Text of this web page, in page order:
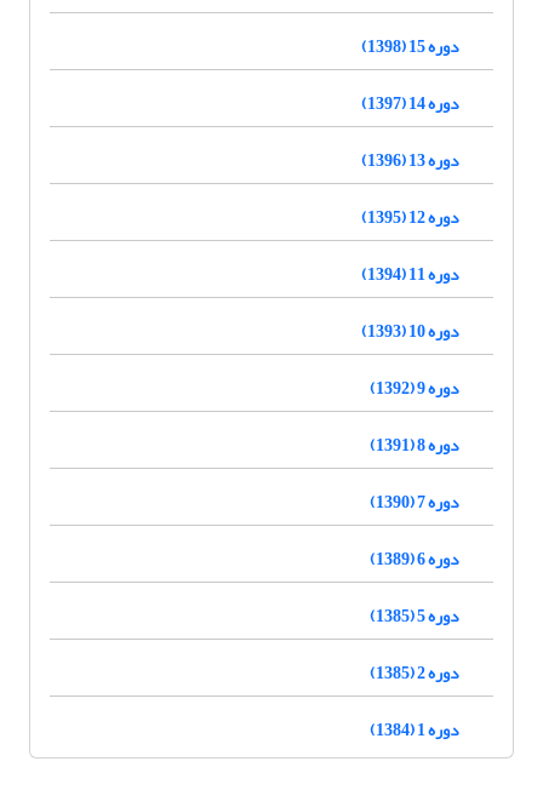
دوره 15 (1398)
دوره 14 (1397)
دوره 13 (1396)
دوره 12 (1395)
دوره 11 (1394)
دوره 10 (1393)
دوره 9 (1392)
دوره 8 (1391)
دوره 7 (1390)
دوره 6 (1389)
دوره 5 (1385)
دوره 2 (1385)
دوره 1 (1384)